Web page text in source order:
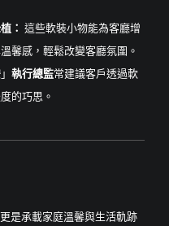
： 這些軟裝小物能為客廳增
馨感，輕鬆改變客廳氛圍。
」 執行總監常建議客戶透過軟
的巧思。
是承載家庭溫馨與生活軌跡